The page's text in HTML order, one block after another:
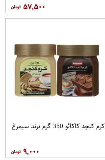
۵۷,۵۰۰
کرم کنجد کاکائو 350 گرم برند سيمرغ
۹,۰۰۰